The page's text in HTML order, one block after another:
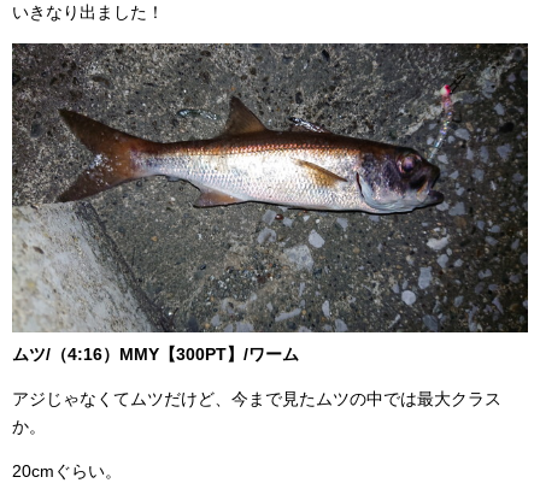
いきなり出ました！
ムツ/（4:16）MMY【300PT】/ワーム
アジじゃなくてムツだけど、今まで見たムツの中では最大クラス
か。
20cmぐらい。